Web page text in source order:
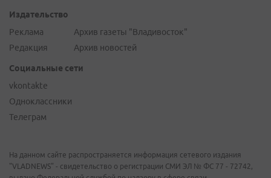
Издательство
Реклама
Редакция
Архив газеты "Владивосток"
Архив новостей
Социальные сети
vkontakte
Одноклассники
Телеграм
На данном сайте распространяется информация сетевого издания
"VLADNEWS" - свидетельство о регистрации СМИ ЭЛ № ФС 77 - 72742,